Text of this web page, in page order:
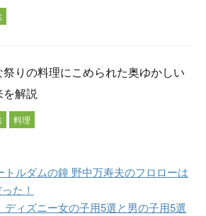
祭りの料理にこめられた奥ゆかしい
を解説
料理
トルダムの鐘 野中万寿夫のフロローは
た！
ディズニー女の子用5選と男の子用5選